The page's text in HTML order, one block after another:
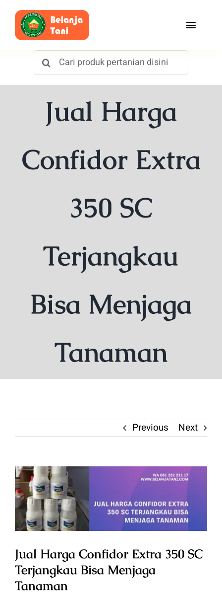
Skip
content
Toggle
Beranda
Belanja
Blog
Search
for:
Jual Harga
Confidor Extra
350 SC
Terjangkau
Bisa Menjaga
Tanaman
Previous Next
View
Larger
Image
Jual Harga Confidor Extra 350 SC
Terjangkau Bisa Menjaga
Tanaman